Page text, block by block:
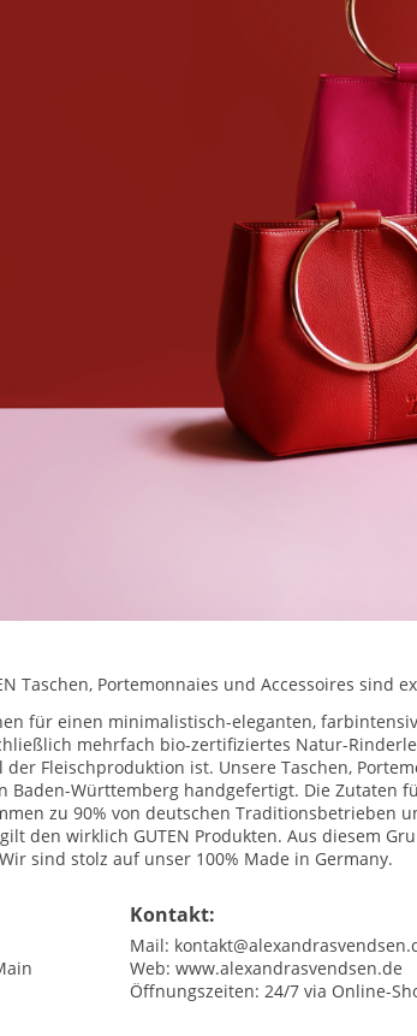
Taschen, Portemonnaies und Accessoires
für einen minimalistisch-eleganten,
mehrfach bio-zertifiziertes Natur-
Fleischproduktion ist. Unsere Taschen,
Baden-Württemberg handgefertigt. Die Zutaten
zu 90% von deutschen Traditionsbetrieben
den wirklich GUTEN Produkten. Aus diesem
sind stolz auf unser 100% Made in Germany.
Kontakt:
Mail:
Web: www.alexandrasvendsen.de
Öffnungszeiten: 24/7 via Online-